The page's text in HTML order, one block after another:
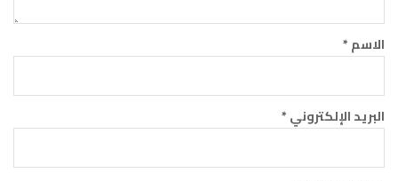
الاسم*
البريد الإلكتروني*